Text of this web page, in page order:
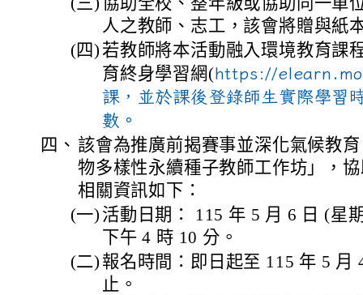
人之教師、志工，該會將贈與紙
(四) 若教師將本活動融入環境教育課
育終身學習網(https://
課，並於課後登錄師生實際學習
數。
四、 該會為推廣前揭賽事並深化氣候教
物多樣性永續種子教師工作坊」，
相關資訊如下：
(一) 活動日期： 115 年 5 月 6 日 (星
下午 4 時 10 分。
(二) 報名時間：即日起至 115 年 5 月
止。